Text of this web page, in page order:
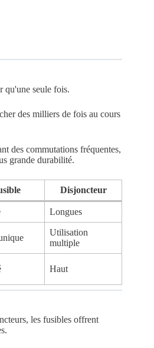
qu'une seule fois.
des milliers de fois au cours
des commutations fréquentes,
grande durabilité.
Disjoncteur
Longues
Utilisation
multiple
Haut
les fusibles offrent